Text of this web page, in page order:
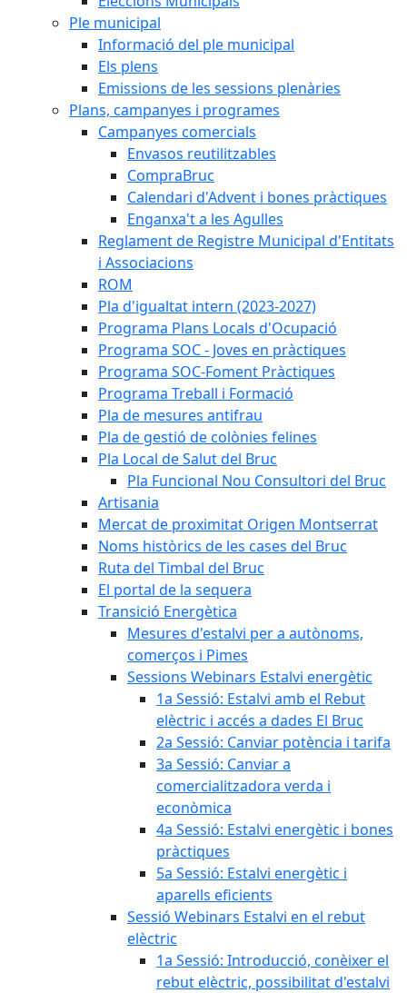
Ple municipal
Informació del ple municipal
Els plens
Emissions de les sessions plenàries
Plans, campanyes i programes
Campanyes comercials
Envasos reutilitzables
CompraBruc
Calendari d'Advent i bones pràctiques
Enganxa't a les Agulles
Reglament de Registre Municipal d'Entitats
i Associacions
ROM
Pla d'igualtat intern (2023-2027)
Programa Plans Locals d'Ocupació
Programa SOC - Joves en pràctiques
Programa SOC-Foment Pràctiques
Programa Treball i Formació
Pla de mesures antifrau
Pla de gestió de colònies felines
Pla Local de Salut del Bruc
Pla Funcional Nou Consultori del Bruc
Artisania
Mercat de proximitat Origen Montserrat
Noms històrics de les cases del Bruc
Ruta del Timbal del Bruc
El portal de la sequera
Transició Energètica
Mesures d'estalvi per a autònoms,
comerços i Pimes
Sessions Webinars Estalvi energètic
1a Sessió: Estalvi amb el Rebut
elèctric i accés a dades El Bruc
2a Sessió: Canviar potència i tarifa
3a Sessió: Canviar a
comercialitzadora verda i
econòmica
4a Sessió: Estalvi energètic i bones
pràctiques
5a Sessió: Estalvi energètic i
aparells eficients
Sessió Webinars Estalvi en el rebut
elèctric
1a Sessió: Introducció, conèixer el
rebut elèctric, possibilitat d'estalvi